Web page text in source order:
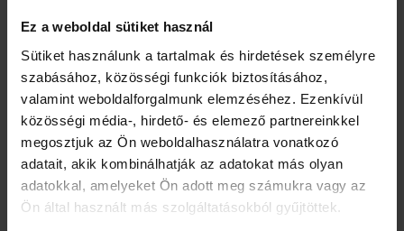
Ez a weboldal sütiket használ
Sütiket használunk a tartalmak és hirdetések személyre
szabásához, közösségi funkciók biztosításához,
valamint weboldalforgalmunk elemzéséhez. Ezenkívül
közösségi média-, hirdető- és elemező partnereinkkel
megosztjuk az Ön weboldalhasználatra vonatkozó
adatait, akik kombinálhatják az adatokat más olyan
adatokkal, amelyeket Ön adott meg számukra vagy az
Ön által használt más szolgáltatásokból gyűjtöttek.
és érzéki labdanum található. A Miss Dior szíve egy finom virágos
illat. A Miss Dior a megfelelő választás azoknak a nőknek, akik vad
eleganciára vágynak édes jegyek, gyümölcsök és keleti érzékiség
nélkül.
RÉSZLETEK
A MÁRKÁRÓL